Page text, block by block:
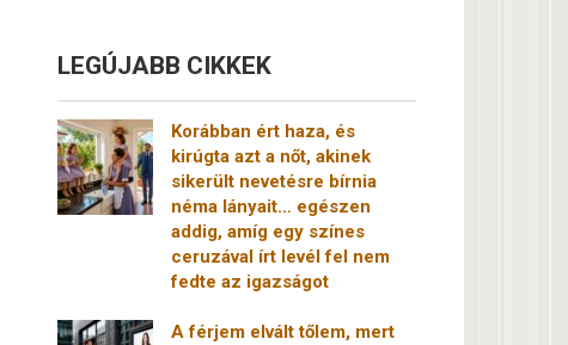
LEGÚJABB CIKKEK
Korábban ért haza, és
kirúgta azt a nőt, akinek
sikerült nevetésre bírnia
néma lányait… egészen
addig, amíg egy színes
ceruzával írt levél fel nem
fedte az igazságot
A férjem elvált tőlem, mert